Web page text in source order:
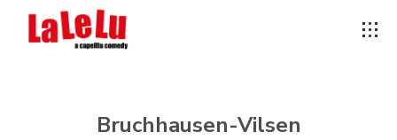
Bruchhausen-Vilsen